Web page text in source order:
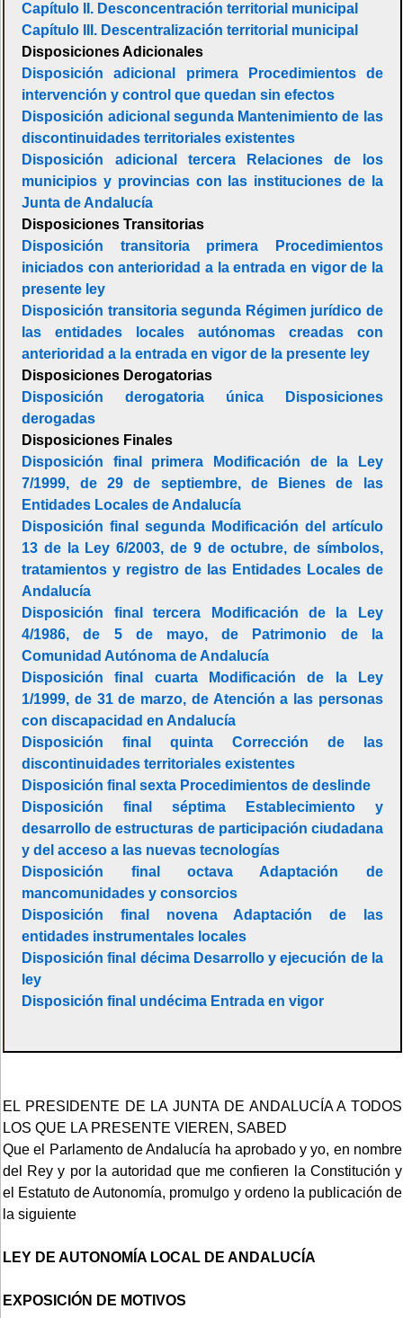
Capítulo II. Desconcentración territorial municipal
Capítulo III. Descentralización territorial municipal
Disposiciones Adicionales
Disposición adicional primera Procedimientos de
intervención y control que quedan sin efectos
Disposición adicional segunda Mantenimiento de las
discontinuidades territoriales existentes
Disposición adicional tercera Relaciones de los
municipios y provincias con las instituciones de la
Junta de Andalucía
Disposiciones Transitorias
Disposición transitoria primera Procedimientos
iniciados con anterioridad a la entrada en vigor de la
presente ley
Disposición transitoria segunda Régimen jurídico de
las entidades locales autónomas creadas con
anterioridad a la entrada en vigor de la presente ley
Disposiciones Derogatorias
Disposición derogatoria única Disposiciones
derogadas
Disposiciones Finales
Disposición final primera Modificación de la Ley
7/1999, de 29 de septiembre, de Bienes de las
Entidades Locales de Andalucía
Disposición final segunda Modificación del artículo
13 de la Ley 6/2003, de 9 de octubre, de símbolos,
tratamientos y registro de las Entidades Locales de
Andalucía
Disposición final tercera Modificación de la Ley
4/1986, de 5 de mayo, de Patrimonio de la
Comunidad Autónoma de Andalucía
Disposición final cuarta Modificación de la Ley
1/1999, de 31 de marzo, de Atención a las personas
con discapacidad en Andalucía
Disposición final quinta Corrección de las
discontinuidades territoriales existentes
Disposición final sexta Procedimientos de deslinde
Disposición final séptima Establecimiento y
desarrollo de estructuras de participación ciudadana
y del acceso a las nuevas tecnologías
Disposición final octava Adaptación de
mancomunidades y consorcios
Disposición final novena Adaptación de las
entidades instrumentales locales
Disposición final décima Desarrollo y ejecución de la
ley
Disposición final undécima Entrada en vigor
EL PRESIDENTE DE LA JUNTA DE ANDALUCÍA A TODOS
LOS QUE LA PRESENTE VIEREN, SABED
Que el Parlamento de Andalucía ha aprobado y yo, en nombre
del Rey y por la autoridad que me confieren la Constitución y
el Estatuto de Autonomía, promulgo y ordeno la publicación de
la siguiente
LEY DE AUTONOMÍA LOCAL DE ANDALUCÍA
EXPOSICIÓN DE MOTIVOS